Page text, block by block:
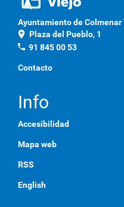
Ayuntamiento de Colmenar
location_on Plaza del Pueblo, 1
phone 91 845 00 53
Contacto
Info
Accesibilidad
Mapa web
RSS
English